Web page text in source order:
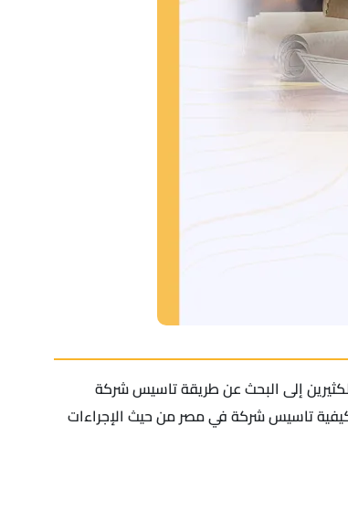
إلى البحث عن طريقة تاسيس شركة
كيفية تاسيس شركة في مصر من حيث الإجراءات